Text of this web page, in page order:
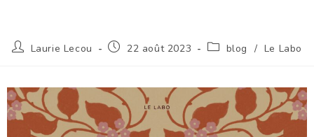
Laurie Lecou 22 août 2023 blog / Le Labo